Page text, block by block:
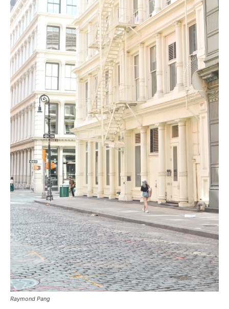
Raymond Pang